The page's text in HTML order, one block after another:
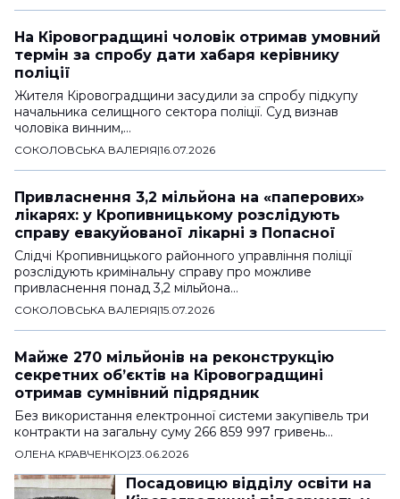
На Кіровоградщині чоловік отримав умовний
термін за спробу дати хабаря керівнику
поліції
Жителя Кіровоградщини засудили за спробу підкупу
начальника селищного сектора поліції. Суд визнав
чоловіка винним,…
СОКОЛОВСЬКА ВАЛЕРІЯ|16.07.2026
Привласнення 3,2 мільйона на «паперових»
лікарях: у Кропивницькому розслідують
справу евакуйованої лікарні з Попасної
Слідчі Кропивницького районного управління поліції
розслідують кримінальну справу про можливе
привласнення понад 3,2 мільйона…
СОКОЛОВСЬКА ВАЛЕРІЯ|15.07.2026
Майже 270 мільйонів на реконструкцію
секретних обʼєктів на Кіровоградщині
отримав сумнівний підрядник
Без використання електронної системи закупівель три
контракти на загальну суму 266 859 997 гривень…
ОЛЕНА КРАВЧЕНКО|23.06.2026
Посадовицю відділу освіти на